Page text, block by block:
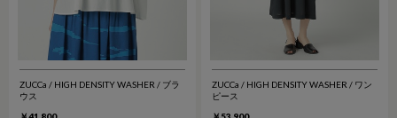
ZUCCa / HIGH DENSITY WASHER / ブラ
ウス
ZUCCa / HIGH DENSITY WASHER / ワン
ピース